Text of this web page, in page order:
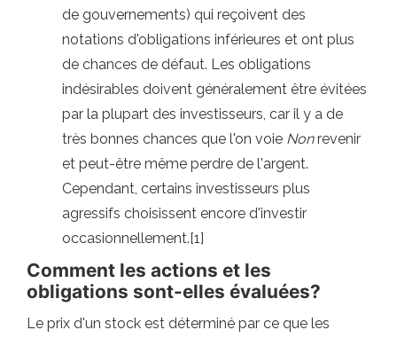
de gouvernements) qui reçoivent des
notations d'obligations inférieures et ont plus
de chances de défaut. Les obligations
indésirables doivent généralement être évitées
par la plupart des investisseurs, car il y a de
très bonnes chances que l'on voie Nonrevenir
et peut-être même perdre de l'argent.
Cependant, certains investisseurs plus
agressifs choisissent encore d'investir
occasionnellement.[1]
Comment les actions et les
obligations sont-elles évaluées?
Le prix d'un stock est déterminé par ce que les